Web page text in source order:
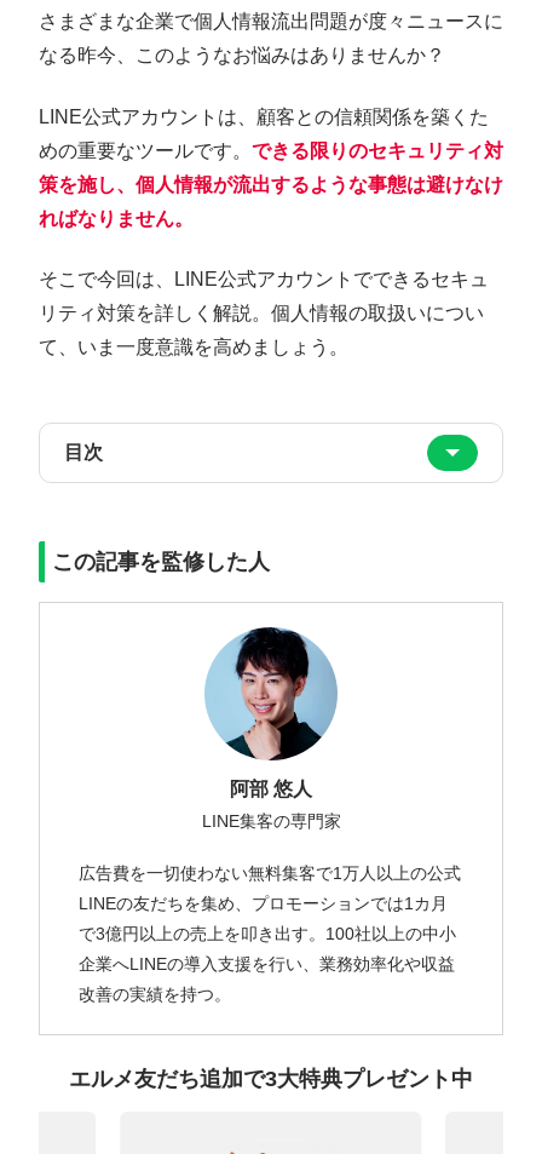
さまざまな企業で個人情報流出問題が度々ニュースに
なる昨今、このようなお悩みはありませんか？
LINE公式アカウントは、顧客との信頼関係を築くた
めの重要なツールです。 できる限りのセキュリティ対
策を施し、個人情報が流出するような事態は避けなけ
ればなりません。
そこで今回は、LINE公式アカウントでできるセキュ
リティ対策を詳しく解説。個人情報の取扱いについ
て、いま一度意識を高めましょう。
目次
この記事を監修した人
阿部 悠人
LINE集客の専門家
広告費を一切使わない無料集客で1万人以上の公式
LINEの友だちを集め、プロモーションでは1カ月
で3億円以上の売上を叩き出す。100社以上の中小
企業へLINEの導入支援を行い、業務効率化や収益
改善の実績を持つ。
エルメ友だち追加で3大特典プレゼント中